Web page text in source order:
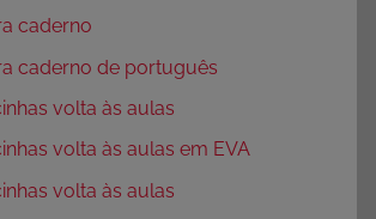
caderno
caderno de português
volta às aulas
volta às aulas em EVA
volta às aulas